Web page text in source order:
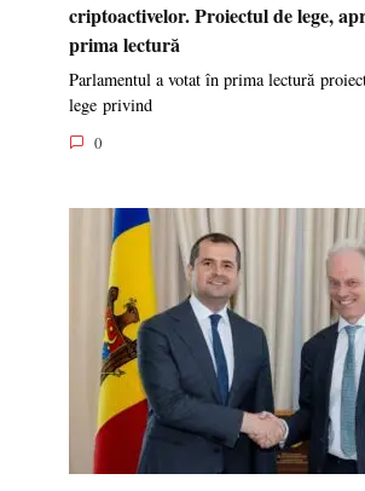
criptoactivelor. Proiectul de lege,
prima lectură
Parlamentul a votat în prima lectură
lege privind
0